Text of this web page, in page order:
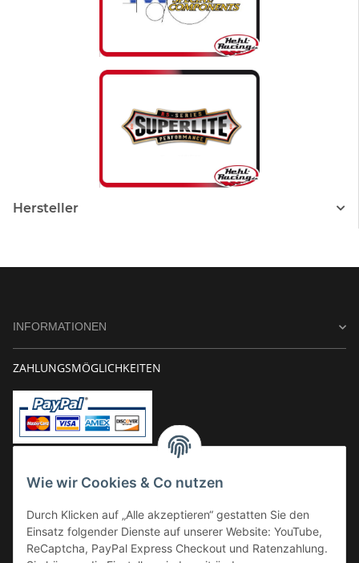
Wie wir Cookies & Co nutzen
Durch Klicken auf „Alle akzeptieren“ gestatten Sie den
Einsatz folgender Dienste auf unserer Website: YouTube,
ReCaptcha, PayPal Express Checkout und Ratenzahlung.
Hersteller
INFORMATIONEN
ZAHLUNGSMÖGLICHKEITEN
Kauf auf Rechnung
VERSAND